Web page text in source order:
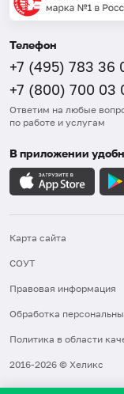
Телефон
+7 (495) 783 36
+7 (800) 700 03
Ответим на любые
по работе и услугам
В приложении
Карта сайта
СОУТ
Правовая информация
Обработка
Политика в области
2016-2026 © Хеликс